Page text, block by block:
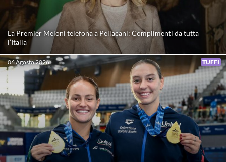
Area Legislativa
Protezione Civile
Qualità
Sostenibilità
Privacy
La Premier Meloni telefona a Pellacani: Complimenti da tutta
l’Italia
06 Agosto 2026 TUFFI